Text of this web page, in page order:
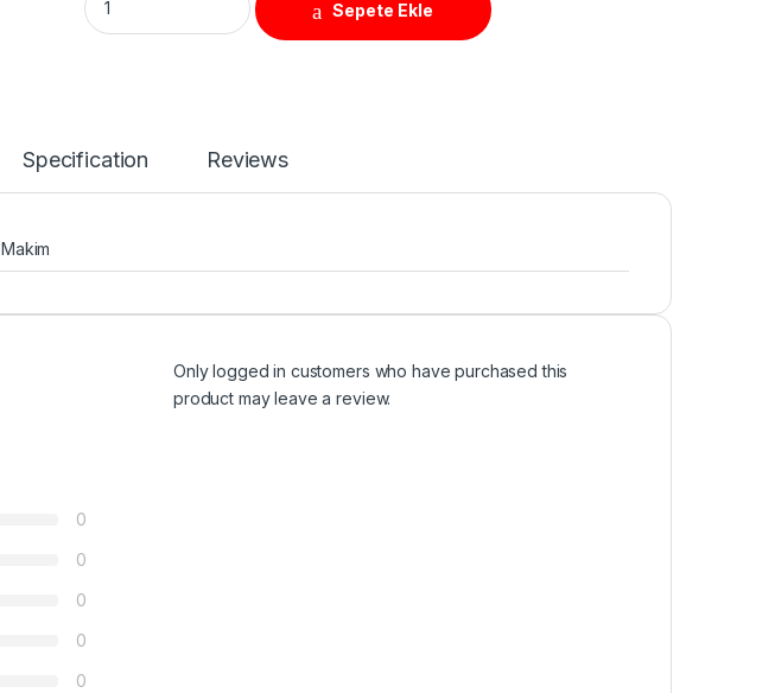
Sepete Ekle
Specification Reviews
Makim
0
0
0
0
0
Only logged in customers who have purchased this
product may leave a review.